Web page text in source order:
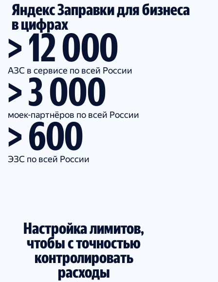
Яндекс Заправки для бизнеса
в цифрах
> 12 000
АЗС в сервисе по всей России
> 3 000
моек-партнёров по всей России
> 600
ЭЗС по всей России
Настройка лимитов,
чтобы с точностью
контролировать
расходы